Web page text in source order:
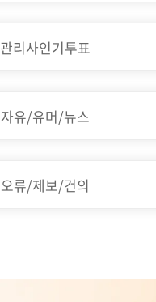
관리사인기투표
자유/유머/뉴스
오류/제보/건의